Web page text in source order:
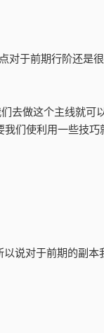
对于前期行阶还是
去做这个主线就可
们使利用一些技
说对于前期的副